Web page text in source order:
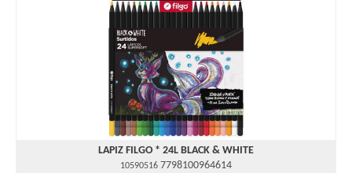
LAPIZ FILGO * 24L BLACK & WHITE
10590516 7798100964614